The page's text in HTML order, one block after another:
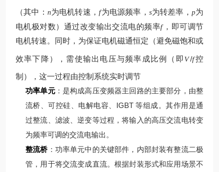
（其中： n为电机转速， f为电源频率， s为转差率， p为
电机极对数） 通过改变输出交流电的频率f，即可调节
电机转速。同时，为保证电机磁通恒定（避免磁饱和或
效率下降），需使输出电压与频率成比例（即 V /f控
制），这一过程由控制系统实时调节
功率单元：是构成高压变频器主回路的主要部分，由整
流桥、可控硅、电解电容、IGBT 等组成。其作用是通
过整流、滤波、逆变等过程，将输入的高压交流电转变
为频率可调的交流电输出。
整流桥：功率单元中的关键部件，内部封装有整流二极
管，用于将交流变成直流。根据封装形式和应用场景不